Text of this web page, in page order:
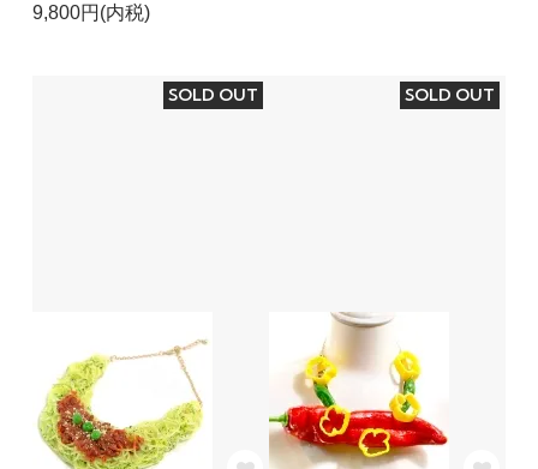
9,800円(内税)
SOLD OUT SOLD OUT